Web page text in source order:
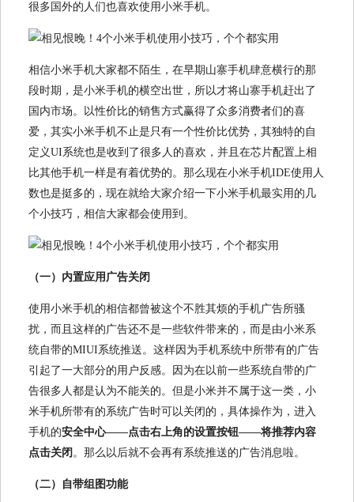
很多国外的人们也喜欢使用小米手机。
相信小米手机大家都不陌生，在早期山寨手机肆意横行的那
段时期，是小米手机的横空出世，所以才将山寨手机赶出了
国内市场。以性价比的销售方式赢得了众多消费者们的喜
爱，其实小米手机不止是只有一个性价比优势，其独特的自
定义UI系统也是收到了很多人的喜欢，并且在芯片配置上相
比其他手机一样是有着优势的。那么现在小米手机IDE使用人
数也是挺多的，现在就给大家介绍一下小米手机最实用的几
个小技巧，相信大家都会使用到。
（一）内置应用广告关闭
使用小米手机的相信都曾被这个不胜其烦的手机广告所骚
扰，而且这样的广告还不是一些软件带来的，而是由小米系
统自带的MIUI系统推送。这样因为手机系统中所带有的广告
引起了一大部分的用户反感。因为在以前一些系统自带的广
告很多人都是认为不能关的。但是小米并不属于这一类，小
米手机所带有的系统广告时可以关闭的，具体操作为，进入
手机的安全中心——点击右上角的设置按钮——将推荐内容
点击关闭 。那么以后就不会再有系统推送的广告消息啦。
（二）自带组图功能